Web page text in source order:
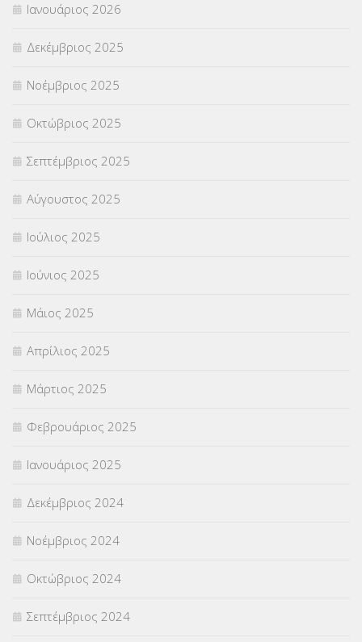
ΣΥΝΤΑΞΕΙΣ(12)
ΣΧΟΛΙΚΟΙ ΣΥΜΒΟΥΛΟΙ
ΥΠΕΡΑΡΙΘΜΟΙ(1)
ΥΠΟΤΡΟΦΙΕΣ(28)
ΦΥΣΙΚΗ ΑΓΩΓΗ(692)
Χωρίς κατηγορία
Ιανουάριος 2026
Δεκέμβριος 2025
Νοέμβριος 2025
Οκτώβριος 2025
Σεπτέμβριος 2025
Αύγουστος 2025
Ιούλιος 2025
Ιούνιος 2025
Μάιος 2025
Απρίλιος 2025
Μάρτιος 2025
Φεβρουάριος 2025
Ιανουάριος 2025
Δεκέμβριος 2024
Νοέμβριος 2024
Οκτώβριος 2024
Σεπτέμβριος 2024